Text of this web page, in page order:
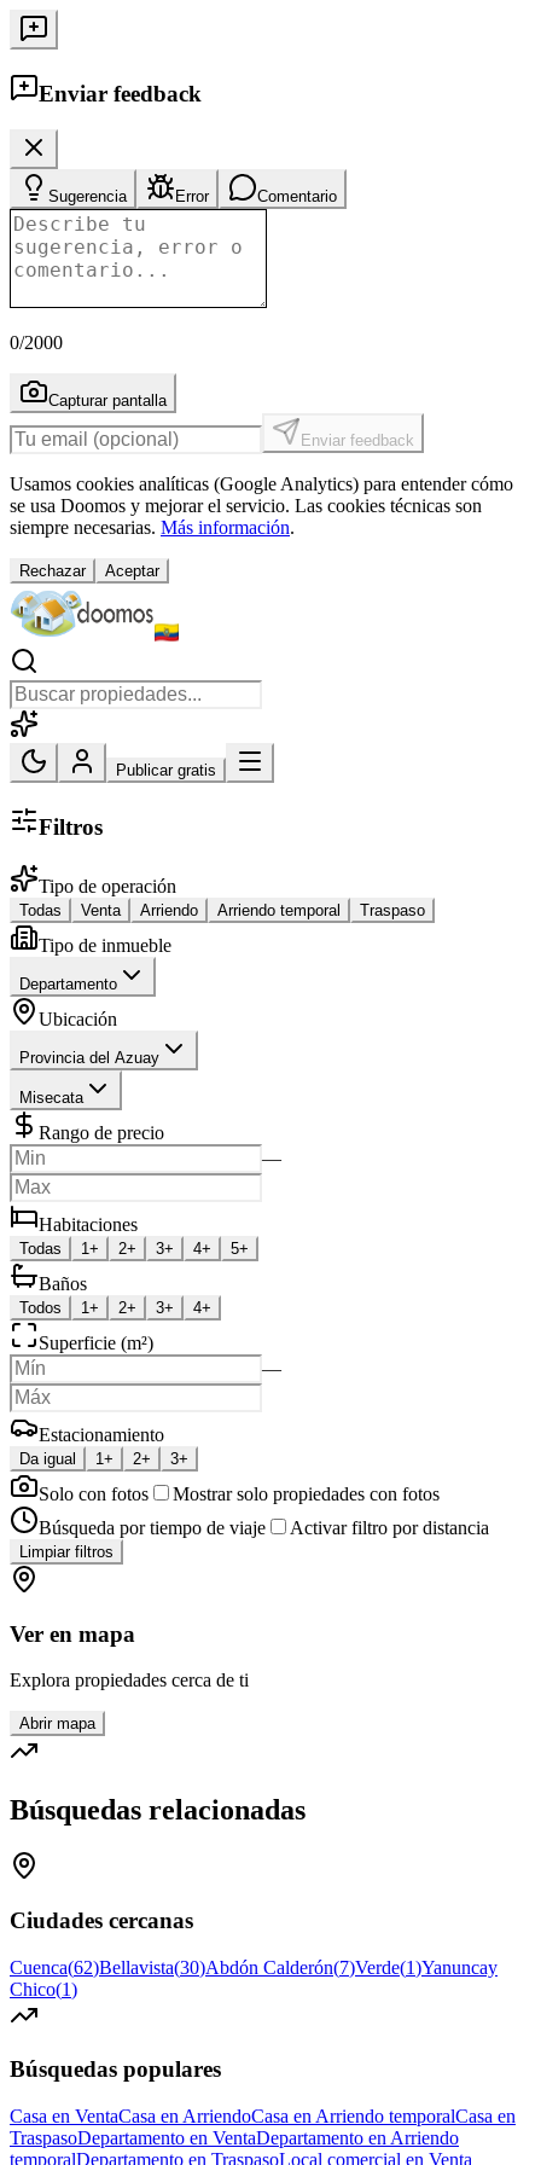
Enviar feedback
Sugerencia Error Comentario
0/2000
Capturar pantalla
Enviar feedback
Usamos cookies analíticas (Google Analytics) para entender cómo
se usa Doomos y mejorar el servicio. Las cookies técnicas son
siempre necesarias. Más información.
Rechazar Aceptar
Publicar gratis
Filtros
Tipo de operación
Todas Venta Arriendo Arriendo temporal Traspaso
Tipo de inmueble
Departamento
Ubicación
Provincia del Azuay
Misecata
Rango de precio
—
Habitaciones
Todas 1+ 2+ 3+ 4+ 5+
Baños
Todos 1+ 2+ 3+ 4+
Superficie (m²)
—
Estacionamiento
Da igual 1+ 2+ 3+
Solo con fotos
Mostrar solo propiedades con fotos
Búsqueda por tiempo de viaje
Activar filtro por distancia
Limpiar filtros
Ver en mapa
Explora propiedades cerca de ti
Abrir mapa
Búsquedas relacionadas
Ciudades cercanas
Cuenca(62)Bellavista(30)Abdón Calderón(7)Verde(1)Yanuncay
Chico(1)
Búsquedas populares
Casa en VentaCasa en ArriendoCasa en Arriendo temporalCasa en
TraspasoDepartamento en VentaDepartamento en Arriendo
temporalDepartamento en TraspasoLocal comercial en Venta